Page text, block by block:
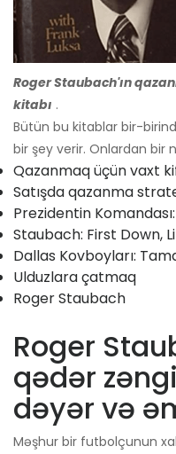
Roger Staubach'ın
kitabı .
Bütün bu kitablar bir-
bir şey verir. Onlardan bir
Qazanmaq üçün vaxt
Satışda qazanma
Prezidentin Komandası:
Staubach: First Down,
Dallas Kovboyları:
Ulduzlara çatmaq
Roger Staubach
Roger
qədər
dəyər və
Məşhur bir futbolçunun